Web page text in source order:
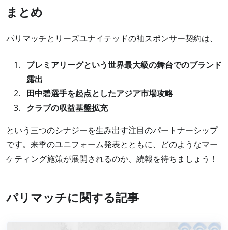
まとめ
パリマッチとリーズユナイテッドの袖スポンサー契約は、
プレミアリーグという世界最大級の舞台でのブランド
露出
田中碧選手を起点としたアジア市場攻略
クラブの収益基盤拡充
という三つのシナジーを生み出す注目のパートナーシップ
です。来季のユニフォーム発表とともに、どのようなマー
ケティング施策が展開されるのか、続報を待ちましょう！
パリマッチに関する記事